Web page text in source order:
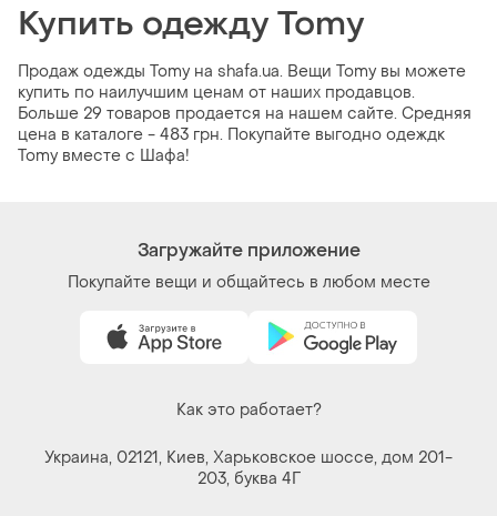
Купить одежду Tomy
Продаж одежды Tomy на shafa.ua. Вещи Tomy вы можете
купить по наилучшим ценам от наших продавцов.
Больше 29 товаров продается на нашем сайте. Средняя
цена в каталоге - 483 грн. Покупайте выгодно одеждк
Tomy вместе с Шафа!
Загружайте приложение
Покупайте вещи и общайтесь в любом месте
Как это работает?
Украина, 02121, Киев, Харьковское шоссе, дом 201-
203, буква 4Г